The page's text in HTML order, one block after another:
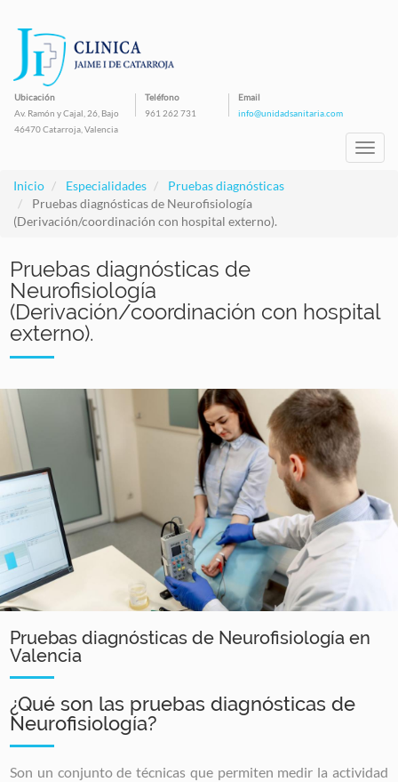
Pasar
contenido
principal
Ubicación
Av. Ramón y Cajal, 26, Bajo
46470 Catarroja, Valencia
Teléfono
961 262 731
Email
info@unidadsanitaria.com
Inicio
Especialidades
Pruebas diagnósticas
Pruebas diagnósticas de Neurofisiología
(Derivación/coordinación con hospital externo).
Pruebas diagnósticas de
Neurofisiología
(Derivación/coordinación con hospital
externo).
Pruebas diagnósticas de Neurofisiología en
Valencia
¿Qué son las pruebas diagnósticas de
Neurofisiología?
Son un conjunto de técnicas que permiten medir la actividad